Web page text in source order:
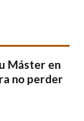
Máster en
no perder